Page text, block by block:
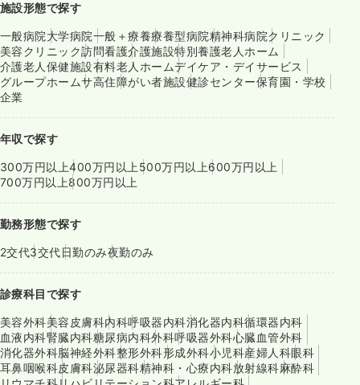
施設形態で探す
一般病院大学病院一般＋療養療養型病院精神科病院クリニック
美容クリニック訪問看護介護施設特別養護老人ホーム
介護老人保健施設有料老人ホームデイケア・デイサービス
グループホームサ高住障がい者施設健診センター保育園・学校
企業
年収で探す
300万円以上400万円以上500万円以上600万円以上
700万円以上800万円以上
勤務形態で探す
2交代3交代日勤のみ夜勤のみ
診療科目で探す
美容外科美容皮膚科内科呼吸器内科消化器内科循環器内科
血液内科腎臓内科糖尿病内科外科呼吸器外科心臓血管外科
消化器外科脳神経外科整形外科形成外科小児科産婦人科眼科
耳鼻咽喉科皮膚科泌尿器科精神科・心療内科放射線科麻酔科